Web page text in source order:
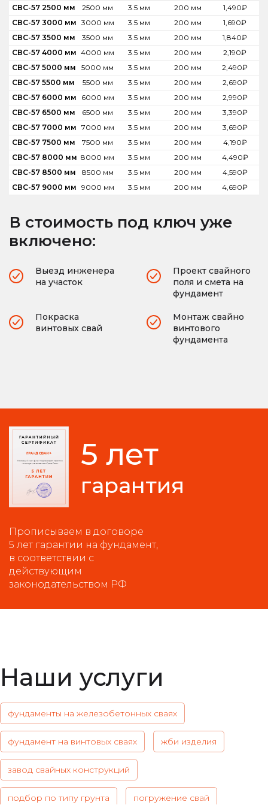
СВС-57 2500 мм
2500 мм 3.5 мм 200 мм 1,490₽
СВС-57 3000 мм 3000 мм 3.5 мм 200 мм 1,690₽
СВС-57 3500 мм
3500 мм 3.5 мм 200 мм 1,840₽
СВС-57 4000 мм 4000 мм 3.5 мм 200 мм 2,190₽
СВС-57 5000 мм
5000 мм 3.5 мм 200 мм 2,490₽
СВС-57 5500 мм
5500 мм 3.5 мм 200 мм 2,690₽
СВС-57 6000 мм
6000 мм 3.5 мм 200 мм 2,990₽
СВС-57 6500 мм
6500 мм 3.5 мм 200 мм 3,390₽
СВС-57 7000 мм 7000 мм 3.5 мм 200 мм 3,690₽
СВС-57 7500 мм
7500 мм 3.5 мм 200 мм 4,190₽
СВС-57 8000 мм 8000 мм 3.5 мм 200 мм 4,490₽
СВС-57 8500 мм
8500 мм 3.5 мм 200 мм 4,590₽
СВС-57 9000 мм 9000 мм 3.5 мм 200 мм 4,690₽
В стоимость под ключ уже
включено:
Выезд инженера
на участок
Проект свайного
поля и смета на
фундамент
Покраска
винтовых свай
Монтаж свайно
винтового
фундамента
5 лет
гарантия
Прописываем в договоре
5 лет гарантии на фундамент,
в соответствии с
действующим
законодательством РФ
Наши услуги
фундаменты на железобетонных сваях
фундамент на винтовых сваях жби изделия
завод свайных конструкций
подбор по типу грунта погружение свай